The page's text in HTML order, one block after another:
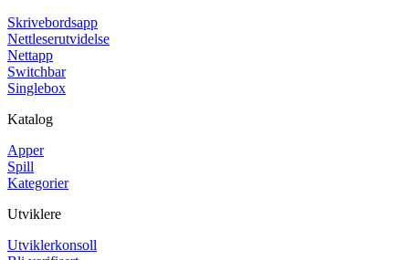
Skrivebordsapp
Nettleserutvidelse
Nettapp
Switchbar
Singlebox
Katalog
Apper
Spill
Kategorier
Utviklere
Utviklerkonsoll